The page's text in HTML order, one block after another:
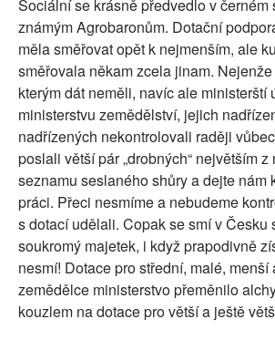
Sociální se krásně předvedlo v černém
známým Agrobaronům. Dotační
měla směřovat opět k nejmenším, ale
směřovala někam zcela jinam.
kterým dát neměli, navíc ale ministerští
ministerstvu zemědělství, jejich
nadřízených nekontrolovali raději
poslali větší pár „drobných“ největším
seznamu seslaného shůry a dejte nám
práci. Přeci nesmíme a nebudeme
s dotací udělali. Copak se smí v Česku
soukromý majetek, i když prapodivně
nesmí! Dotace pro střední, malé, menší
zemědělce ministerstvo přeměnilo
kouzlem na dotace pro větší a ještě